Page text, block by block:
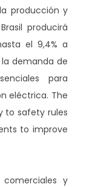
producción y
producirá
el 9,4% a
demanda de
para
eléctrica. The
to safety rules
to improve
y